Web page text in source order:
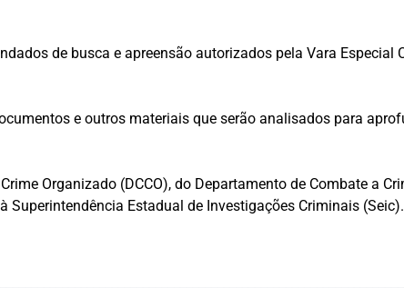
de busca e apreensão autorizados pela Vara Especial
e outros materiais que serão analisados para
Organizado (DCCO), do Departamento de Combate a
Superintendência Estadual de Investigações Criminais (Seic).